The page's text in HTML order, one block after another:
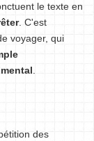
le texte en
. C'est
voyager, qui
.
des